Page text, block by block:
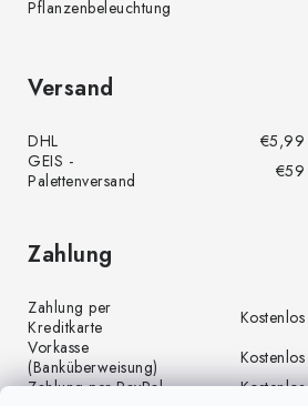
Pflanzenbeleuchtung
Versand
DHL
€5,99
GEIS -
Palettenversand
€59
Zahlung
Zahlung per
Kreditkarte
Kostenlos
Vorkasse
(Banküberweisung)
Kostenlos
Zahlung per PayPal
Kostenlos